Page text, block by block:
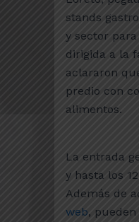
stands
y sector
dirigida a la
aclararon
predio con
alimentos.
La entrada
y hasta los
Además de
web,